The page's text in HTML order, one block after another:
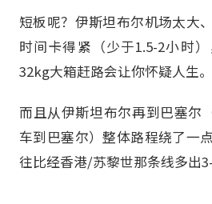
短板呢？伊斯坦布尔机场太大
时间卡得紧（少于1.5-2小时
32kg大箱赶路会让你怀疑人生。
而且从伊斯坦布尔再到巴塞尔
车到巴塞尔）整体路程绕了一
往比经香港/苏黎世那条线多出3-